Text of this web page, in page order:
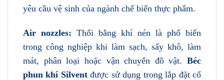
yêu cầu vệ sinh của ngành chế biến thực phẩm.
Air nozzles: Thổi bằng khí nén là phổ biến
trong công nghiệp khi làm sạch, sấy khô, làm
mát, phân loại hoặc vận chuyển đồ vật. Béc
phun khí Silventđược sử dụng trong lắp đặt cố